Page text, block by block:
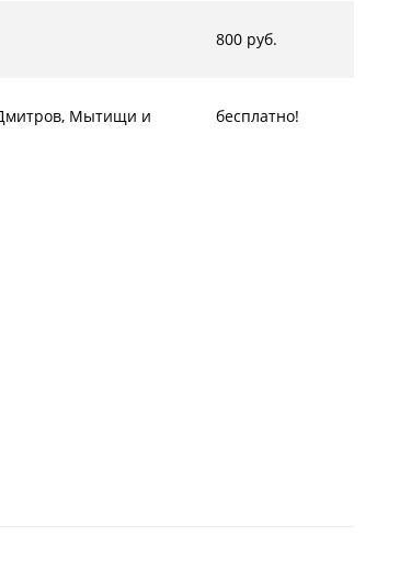
800 руб.
Мытищи и
бесплатно!